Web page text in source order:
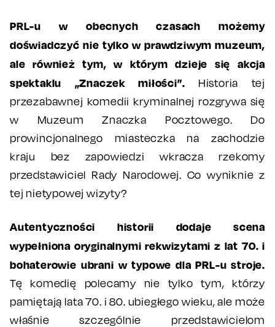
PRL-u w obecnych czasach możemy
doświadczyć nie tylko w prawdziwym muzeum,
ale również tym, w którym dzieje się akcja
spektaklu „Znaczek miłości”. Historia tej
przezabawnej komedii kryminalnej rozgrywa się
w Muzeum Znaczka Pocztowego. Do
prowincjonalnego miasteczka na zachodzie
kraju bez zapowiedzi wkracza rzekomy
przedstawiciel Rady Narodowej. Co wyniknie z
tej nietypowej wizyty?
Autentyczności historii dodaje scena
wypełniona oryginalnymi rekwizytami z lat 70. i
bohaterowie ubrani w typowe dla PRL-u stroje.
Tę komedię polecamy nie tylko tym, którzy
pamiętają lata 70. i 80. ubiegłego wieku, ale może
właśnie szczególnie przedstawicielom